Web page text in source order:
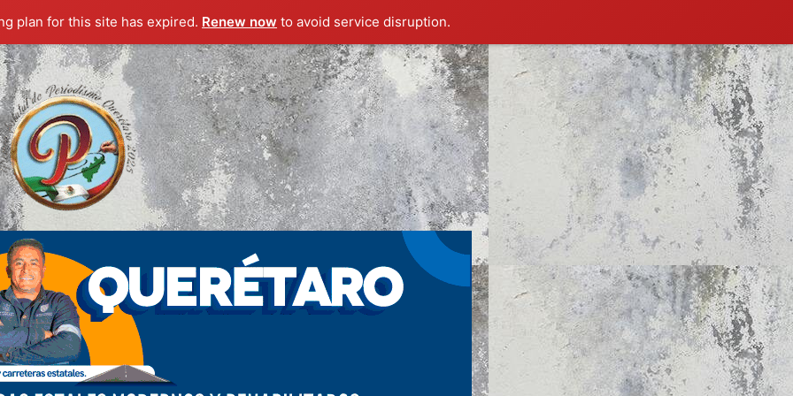
plan for this site has expired. Renew now to avoid service disruption.